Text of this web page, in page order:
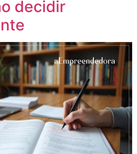
decidir